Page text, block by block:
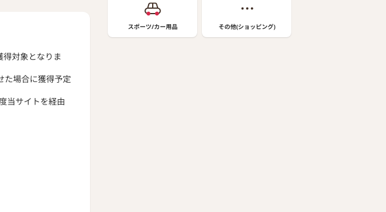
対象となりま
た場合に獲得予定
当サイトを経由
スポーツ/カー用品 その他(ショッピング)